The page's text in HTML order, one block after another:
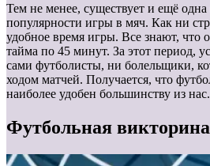
Тем не менее, существует и ещё
популярности игры в мяч. Как ни
удобное время игры. Все знают, что
тайма по 45 минут. За этот период,
сами футболисты, ни болельщики,
ходом матчей. Получается, что
наиболее удобен большинству из нас.
Футбольная